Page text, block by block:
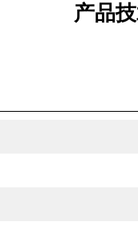
产品